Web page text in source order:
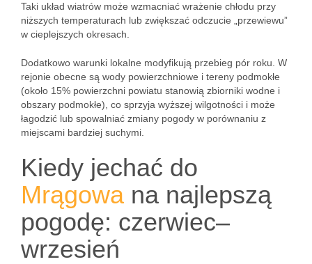
Taki układ wiatrów może wzmacniać wrażenie chłodu przy
niższych temperaturach lub zwiększać odczucie „przewiewu”
w cieplejszych okresach.
Dodatkowo warunki lokalne modyfikują przebieg pór roku. W
rejonie obecne są wody powierzchniowe i tereny podmokłe
(około 15% powierzchni powiatu stanowią zbiorniki wodne i
obszary podmokłe), co sprzyja wyższej wilgotności i może
łagodzić lub spowalniać zmiany pogody w porównaniu z
miejscami bardziej suchymi.
Kiedy jechać do
Mrągowa na najlepszą
pogodę: czerwiec–
wrzesień